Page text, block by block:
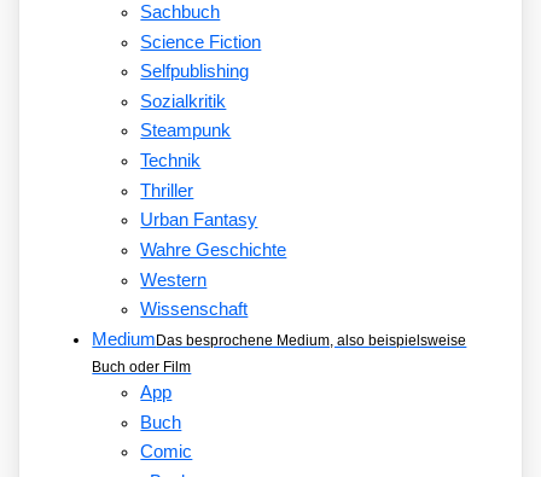
Sachbuch
Science Fiction
Selfpublishing
Sozialkritik
Steampunk
Technik
Thriller
Urban Fantasy
Wahre Geschichte
Western
Wissenschaft
Medium Das besprochene Medium, also beispielsweise
Buch oder Film
App
Buch
Comic